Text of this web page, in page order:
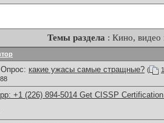
Темы раздела : Кино,
какие ужасы самые стращные? (
1
+1 (226) 894-5014​ Get CISSP